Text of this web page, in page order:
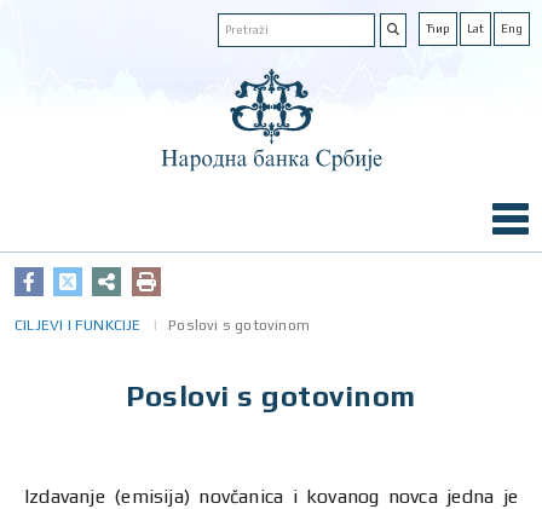
Ћир Lat Eng
CILJEVI I FUNKCIJE Poslovi s gotovinom
Poslovi s gotovinom
Izdavanje (emisija) novčanica i kovanog novca jedna je